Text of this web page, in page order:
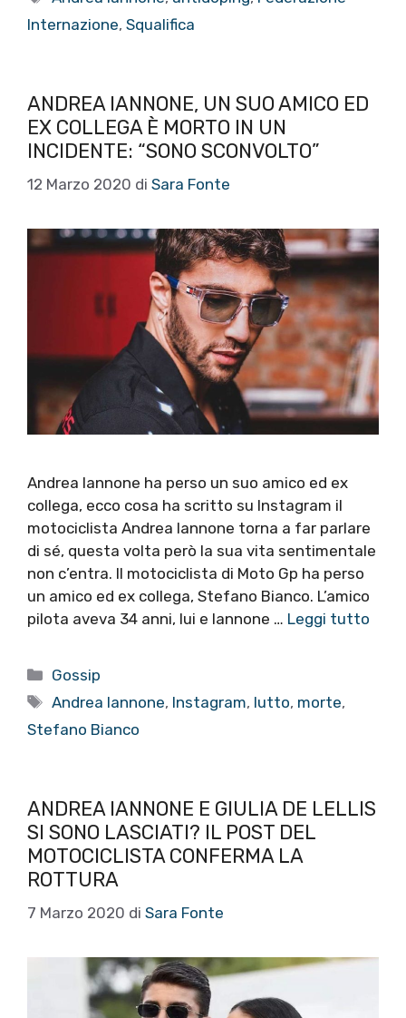
Internazione, Squalifica
ANDREA IANNONE, UN SUO AMICO ED
EX COLLEGA È MORTO IN UN
INCIDENTE: “SONO SCONVOLTO”
12 Marzo 2020 di Sara Fonte
Andrea Iannone ha perso un suo amico ed ex
collega, ecco cosa ha scritto su Instagram il
motociclista Andrea Iannone torna a far parlare
di sé, questa volta però la sua vita sentimentale
non c’entra. Il motociclista di Moto Gp ha perso
un amico ed ex collega, Stefano Bianco. L’amico
pilota aveva 34 anni, lui e Iannone … Leggi tutto
Categorie
Gossip
Tag
Andrea Iannone, Instagram, lutto, morte,
Stefano Bianco
ANDREA IANNONE E GIULIA DE LELLIS
SI SONO LASCIATI? IL POST DEL
MOTOCICLISTA CONFERMA LA
ROTTURA
7 Marzo 2020 di Sara Fonte